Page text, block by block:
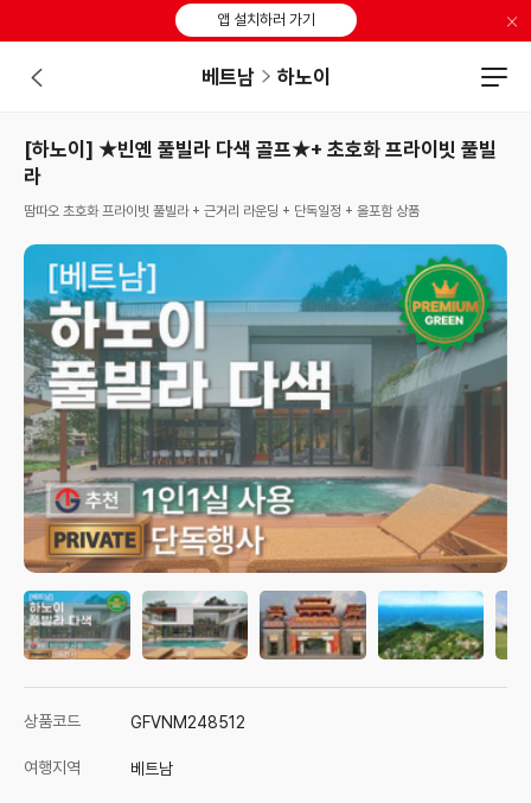
앱 설치하러 가기 ×
베트남 하노이
[하노이] ★빈옌 풀빌라 다색 골프★+ 초호화 프라이빗 풀빌
라
땀따오 초호화 프라이빗 풀빌라 + 근거리 라운딩 + 단독일정 + 올포함 상품
상품코드 GFVNM248512
여행지역 베트남